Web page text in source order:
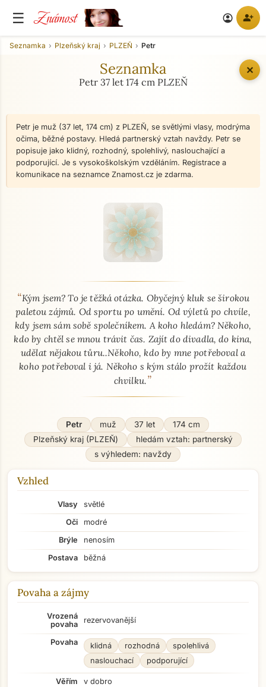
☰ Známost account_circle person_add
✕
Seznamka Plzeňský kraj PLZEŇ Petr
Seznamka
Petr 37 let 174 cm PLZEŇ
Petr je muž (37 let, 174 cm) z PLZEŇ, se světlými vlasy, modrýma
očima, běžné postavy. Hledá partnerský vztah navždy. Petr se
popisuje jako klidný, rozhodný, spolehlivý, naslouchající a
podporující. Je s vysokoškolským vzděláním. Registrace a
komunikace na seznamce Znamost.cz je zdarma.
O mně - seznamka profil
“Kým jsem? To je těžká otázka. Obyčejný kluk se širokou
paletou zájmů. Od sportu po umění. Od výletů po chvíle,
kdy jsem sám sobě společníkem. A koho hledám? Někoho,
kdo by chtěl se mnou trávit čas. Zajít do divadla, do kina,
udělat nějakou tůru..Někoho, kdo by mne potřeboval a
koho potřeboval i já. Někoho s kým stálo prožít každou
chvilku.”
Petr muž 37 let
174 cm
Plzeňský kraj (PLZEŇ)
hledám vztah: partnerský
s výhledem: navždy
Vzhled
Vlasy
světlé
Oči
modré
Brýle
nenosím
Postava
běžná
Povaha a zájmy
Vrozená
povaha
rezervovanější
Povaha klidná rozhodná
spolehlivá
naslouchací
podporující
Věřím
v dobro